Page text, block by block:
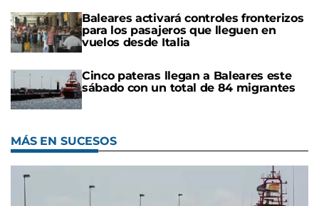
Baleares activará controles fronterizos
para los pasajeros que lleguen en
vuelos desde Italia
Cinco pateras llegan a Baleares este
sábado con un total de 84 migrantes
MÁS EN SUCESOS